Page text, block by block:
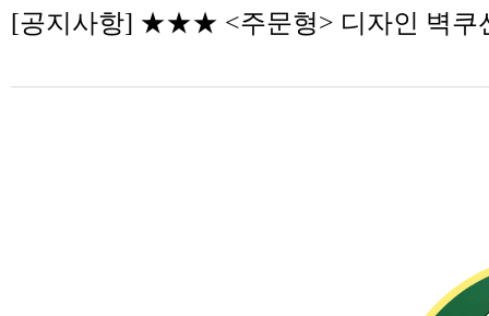
[공지사항] ★★★ <주문형> 디자인 벽